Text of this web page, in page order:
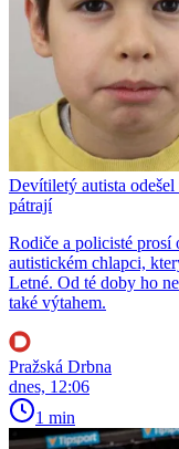
Devítiletý autista
pátrají
Rodiče a policisté prosí
autistickém chlapci,
Letné. Od té doby ho
také výtahem.
Pražská Drbna
dnes, 12:06
1 min